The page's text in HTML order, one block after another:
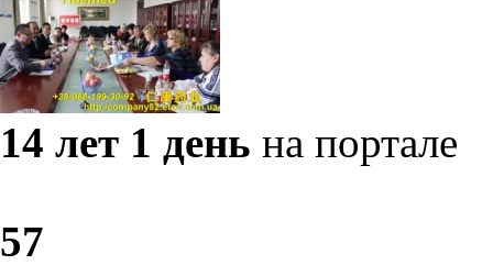
14 лет 1 день на портале
57